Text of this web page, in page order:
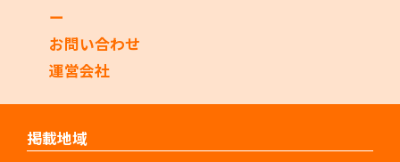
ー
お問い合わせ
運営会社
掲載地域